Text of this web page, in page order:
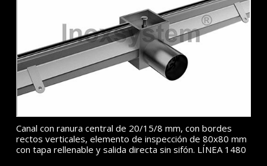
Canal con ranura central de 20/15/8 mm, con bordes
rectos verticales, elemento de inspección de 80x80 mm
con tapa rellenable y salida directa sin sifón. LÍNEA 1480